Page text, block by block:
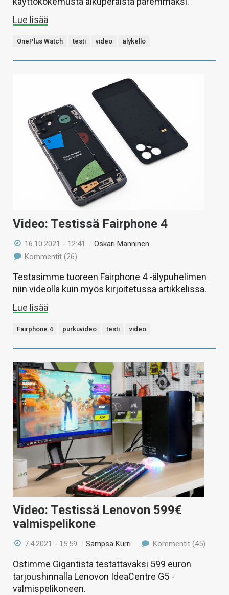
Lue lisää
OnePlus Watch testi video älykello
Video: Testissä Fairphone 4
16.10.2021 - 12:41 /Oskari Manninen
Kommentit (26)
Testasimme tuoreen Fairphone 4 -älypuhelimen
niin videolla kuin myös kirjoitetussa artikkelissa.
Lue lisää
Fairphone 4 purkuvideo testi video
Video: Testissä Lenovon 599€
valmispelikone
7.4.2021 - 15:59 /Sampsa Kurri Kommentit (45)
Ostimme Gigantista testattavaksi 599 euron
tarjoushinnalla Lenovon IdeaCentre G5 -
valmispelikoneen.